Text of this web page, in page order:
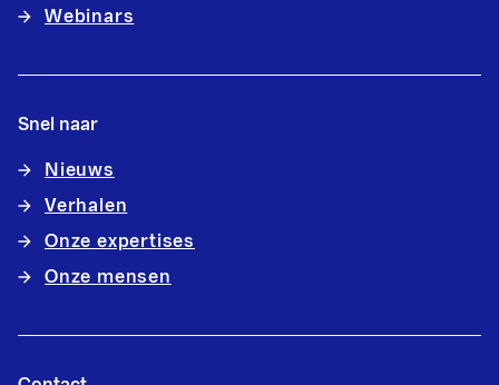
Webinars
Snel naar
Nieuws
Verhalen
Onze expertises
Onze mensen